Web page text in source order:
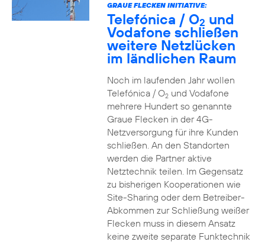
GRAUE FLECKEN INITIATIVE:
Telefónica / O2 und
Vodafone schließen
weitere Netzlücken
im ländlichen Raum
Noch im laufenden Jahr wollen
Telefónica / O2und Vodafone
mehrere Hundert so genannte
Graue Flecken in der 4G-
Netzversorgung für ihre Kunden
schließen. An den Standorten
werden die Partner aktive
Netztechnik teilen. Im Gegensatz
zu bisherigen Kooperationen wie
Site-Sharing oder dem Betreiber-
Abkommen zur Schließung weißer
Flecken muss in diesem Ansatz
keine zweite separate Funktechnik